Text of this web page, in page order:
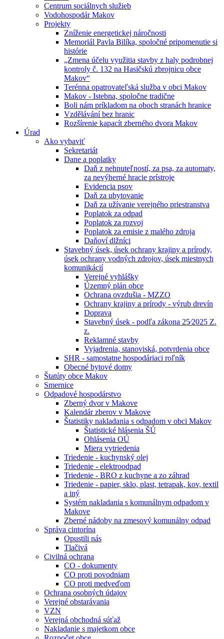
Centrum sociálnych služieb
Vodohospodár Makov
Projekty
Zníženie energetickej náročnosti
Memoriál Pavla Bilíka, spoločné pripomenutie si
histórie
„Zmena účelu využitia stavby z haly podrobnej
kontroly č. 132 na Hasičskú zbrojnicu obce
Makov“
Terénna opatrovateľská služba v obci Makov
Makov - Istebna, spoločne tradične
Boli nám príkladom na oboch stranách hranice
Vzdělávání bez hranic
Rozšírenie kapacít zberného dvora Makov
Úrad
Ako vybaviť
Sekretariát
Dane a poplatky
Daň z nehnuteľností, za psa, za automaty,
za nevýherné hracie prístroje
Evidencia psov
Daň za ubytovanie
Daň za užívanie verejného priestranstva
Poplatok za odpad
Poplatok za rozvoj
Poplatok za emisie z malého zdroja
Daňoví dlžníci
Stavebný úsek, úsek ochrany krajiny a prírody,
úsek ochrany vodných zdrojov, úsek miestnych
komunikácií
Verejné vyhlášky
Územný plán obce
Ochrana ovzdušia - MZZO
Ochrany krajiny a prírody - výrub drevín
Doprava
Stavebný úsek - podľa zákona 25⁄2025 Z.
z.
Reklamné stavby
Vyjadrenia, stanoviská, potvrdenia obce
SHR - samostatne hospodáriaci roľník
Obecné bytové domy
Štatúty obce Makov
Smernice
Odpadové hospodárstvo
Zberný dvor v Makove
Kalendár zberov v Makove
Štatistiky nakladania s odpadom v obci Makov
Štatistické hlásenia ŠÚ
Ohlásenia OÚ
Miera vytriedenia
Triedenie - kuchynský olej
Triedenie - elektroodpad
Triedenie - BRO z kuchyne a zo záhrad
Triedenie - papier, sklo, plast, tetrapak, kov, textil
a iný
Systém nakladania s komunálnym odpadom v
Makove
Zberné nádoby na zmesový komunálny odpad
Správa cintorína
Opustili nás
Tlačivá
Civilná ochrana
CO - dokumenty
CO proti povodniam
CO proti medveďom
Ochrana osobných údajov
Verejné obstarávania
VZN
Verejná obchodná súťaž
Nakladanie s majetkom obce